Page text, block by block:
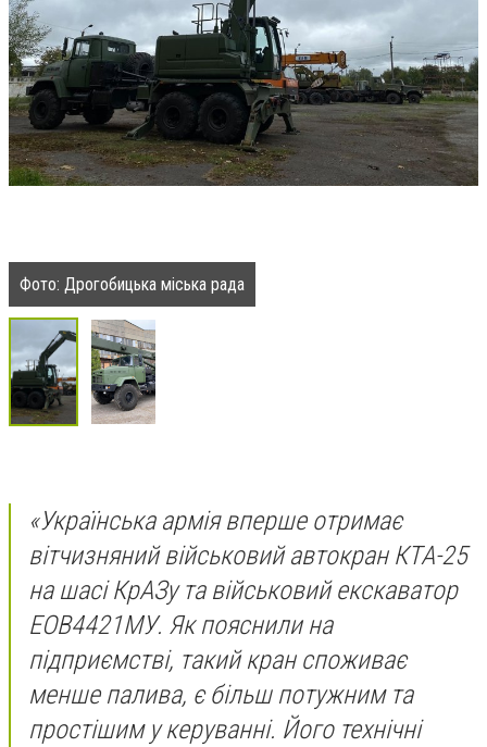
Фото: Дрогобицька міська рада
«Українська армія вперше отримає
вітчизняний військовий автокран КТА-25
на шасі КрАЗу та військовий екскаватор
ЕОВ4421МУ. Як пояснили на
підприємстві, такий кран споживає
менше палива, є більш потужним та
простішим у керуванні. Його технічні